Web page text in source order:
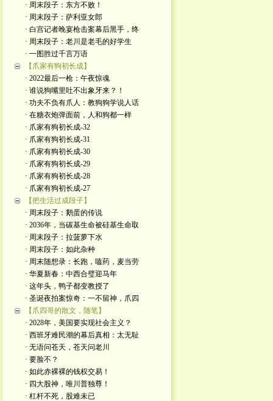
· 周末段子：东方不败！
· 周末段子：萨利亚女郎
· 白宫记者晚宴枪击案幕后黑手，终
· 周末段子：老川是老毛的好学生
· 一图胜过千言万语
【爪家有狗初长成】
· 2022最后一枪：午夜惊魂
· 谁说狗嘴里吐不出象牙来？！
· 功夫不负有爪人：教狗狗学说人话
· 在糖衣炮弹面前，人和狗都一样
· 爪家有狗初长成-32
· 爪家有狗初长成-31
· 爪家有狗初长成-30
· 爪家有狗初长成-29
· 爪家有狗初长成-28
· 爪家有狗初长成-27
【把生活过成段子】
· 周末段子：鹅蛋的传说
· 2036年，当碳基生命被硅基生命取
· 周末段子：拉菠萝下水
· 周末段子：如此杂种
· 周末随想录：长跑，嗑药，麦当劳
· 华夏新春：中西合璧迎马年
· 这年头，鸭子都变教授了
· 圣诞夜拍案惊奇：一不留神，爪四
【爪四哥的散文，随笔】
· 2028年，美国要实现社会主义？
· 西班牙难民潮的幕后真相：太无耻
· 无语问苍天，苍天问老川
· 要脸不？
· 如此赤裸裸的钱权交易！
· 四大股神，唯川普独尊！
· 杠杆不死，股难未已